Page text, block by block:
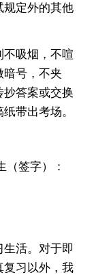
规定外的其他
吸烟，不喧
暗号，不夹
抄答案或交换
带出考场。
签字）：
活。对于即
复习以外，我